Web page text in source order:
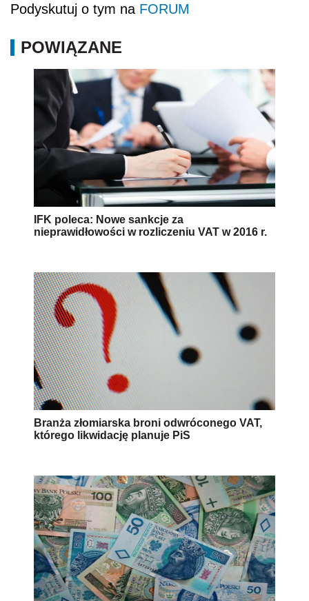
Podyskutuj o tym na FORUM
POWIĄZANE
IFK poleca: Nowe sankcje za
nieprawidłowości w rozliczeniu VAT w 2016 r.
Branża złomiarska broni odwróconego VAT,
którego likwidację planuje PiS